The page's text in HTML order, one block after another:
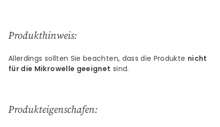
Produkthinweis:
Allerdings sollten Sie beachten, dass die Produkte nicht
für die Mikrowelle geeignet sind.
Produkteigenschafen: